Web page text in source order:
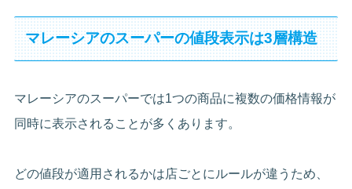
マレーシアのスーパーの値段表示は3層構造
マレーシアのスーパーでは1つの商品に複数の価格情報が
同時に表示されることが多くあります。
どの値段が適用されるかは店ごとにルールが違うため、